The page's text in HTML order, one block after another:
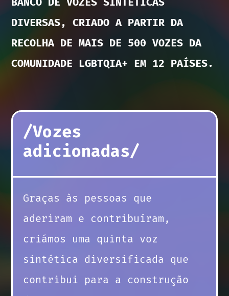
DIVERSAS, CRIADO A PARTIR DA
RECOLHA DE MAIS DE 500 VOZES DA
COMUNIDADE LGBTQIA+ EM 12 PAÍSES.
/Vozes
adicionadas/
Graças às pessoas que
aderiram e contribuíram,
criámos uma quinta voz
sintética diversificada que
contribui para a construção